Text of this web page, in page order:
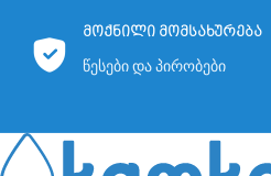
ხანგრძლივობას, რაც იძლევა
უწყვეტ, გლუვ და ოპტიმალურად
სტაბილურ დოზირების ნაკადს.
დოზატორი დამონტაჟდეს სამ
სხვადასხვა პოზიციაზე
მოქნილი მომსახურება
წესები და პირობები